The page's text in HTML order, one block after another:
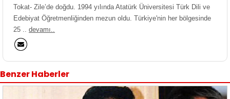
Tokat- Zile’de doğdu. 1994 yılında Atatürk Üniversitesi Türk Dili ve
Edebiyat Öğretmenliğinden mezun oldu. Türkiye'nin her bölgesinde
25 .. devamı..
Benzer Haberler